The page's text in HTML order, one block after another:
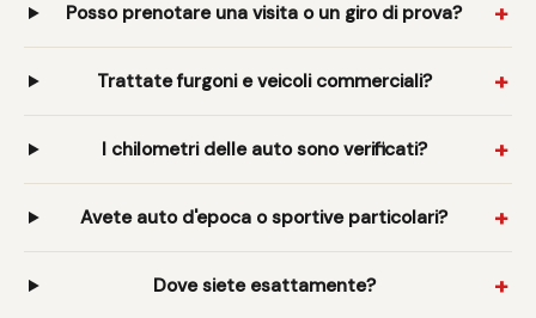
Posso prenotare una visita o un giro di prova?
Trattate furgoni e veicoli commerciali?
I chilometri delle auto sono verificati?
Avete auto d'epoca o sportive particolari?
Dove siete esattamente?